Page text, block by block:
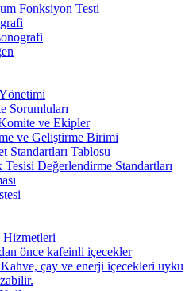
Fonksiyon Testi
Sorumluları
ve Ekipler
ve Geliştirme Birimi
Standartları Tablosu
Tesisi Değerlendirme Standartları
Hizmetleri
önce kafeinli içecekler
çay ve enerji içecekleri uyku